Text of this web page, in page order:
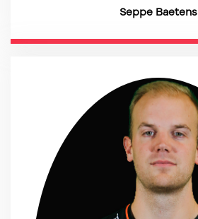
Seppe Baetens